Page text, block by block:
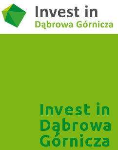
Invest in
Dąbrowa
Górnicza